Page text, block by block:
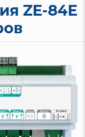
ZE-84E